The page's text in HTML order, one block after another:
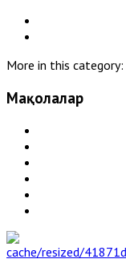
More in this category:
Мақолалар